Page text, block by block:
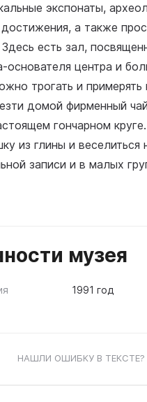
экспонаты,
достижения, а также
есть зал,
основателя центра и
трогать и
домой фирменный
гончарном
из глины и
записи и в малых
музея
1991 год
НАШЛИ ОШИБКУ В